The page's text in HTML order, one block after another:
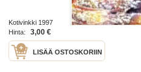
Kotivinkki 1997
Hinta:
3,00 €
LISÄÄ OSTOSKORIIN